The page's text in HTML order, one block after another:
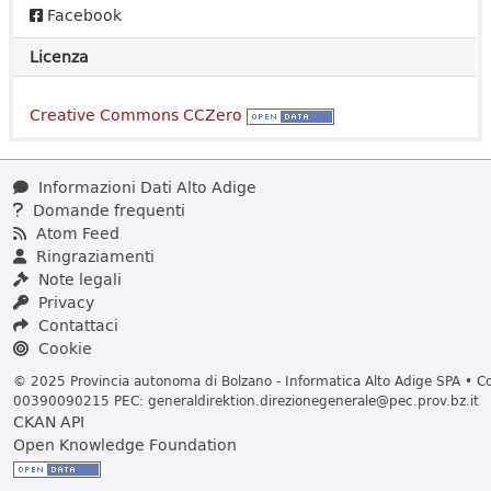
Facebook
Licenza
Creative Commons CCZero
Informazioni Dati Alto Adige
Domande frequenti
Atom Feed
Ringraziamenti
Note legali
Privacy
Contattaci
Cookie
© 2025 Provincia autonoma di Bolzano - Informatica Alto Adige SPA •
00390090215 PEC: generaldirektion.direzionegenerale@pec.prov.bz.it
CKAN API
Open Knowledge Foundation